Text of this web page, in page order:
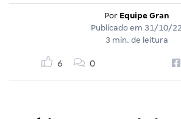
Por Equipe Gran
Publicado em 31/10/22
3 min. de leitura
6 0